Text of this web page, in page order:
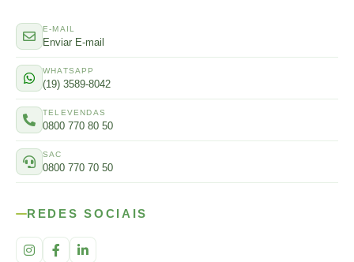
E-MAIL
Enviar E-mail
WHATSAPP
(19) 3589-8042
TELEVENDAS
0800 770 80 50
SAC
0800 770 70 50
REDES SOCIAIS